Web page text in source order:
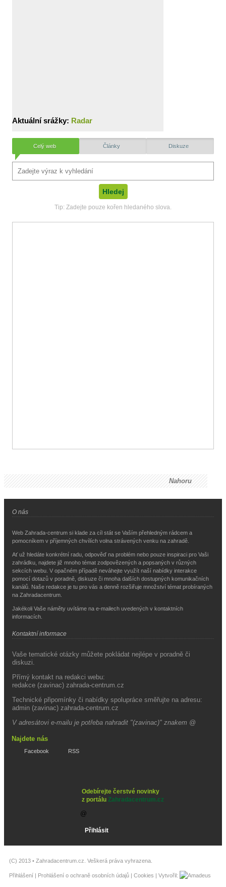
Aktuální srážky: Radar
Celý web Články Diskuze
Tip: Zadejte pouze kořen hledaného slova.
Nahoru
O nás
Web Zahrada-centrum si klade za cíl stát se Vaším přehledným rádcem a
pomocníkem v příjemných chvílích volna strávených venku na zahradě.
Ať už hledáte konkrétní radu, odpověď na problém nebo pouze inspiraci pro Vaši
zahrádku, najdete již mnoho témat zodpovězených a popsaných v různých
sekcích webu. V opačném případě neváhejte využít naší nabídky interakce
pomocí dotazů v poradně, diskuze či mnoha dalších dostupných komunikačních
kanálů. Naše redakce je tu pro vás a denně rozšiřuje množství témat probíraných
na Zahradacentrum.
Jakékoli Vaše náměty uvítáme na e-mailech uvedených v kontaktních
informacích.
Kontaktní informace
Vaše tematické otázky můžete pokládat nejlépe v poradně či
diskuzi.
Přímý kontakt na redakci webu:
redakce (zavinac) zahrada-centrum.cz
Technické připomínky či nabídky spolupráce směřujte na adresu:
admin (zavinac) zahrada-centrum.cz
V adresátovi e-mailu je potřeba nahradit "(zavinac)" znakem @
Najdete nás
Facebook RSS
Odebírejte čerstvé novinky
z portálu Zahradacentrum.cz
(C) 2013 • Zahradacentrum.cz . Veškerá práva vyhrazena.
Přihlášení | Prohlášení o ochraně osobních údajů | Cookies | Vytvořil: